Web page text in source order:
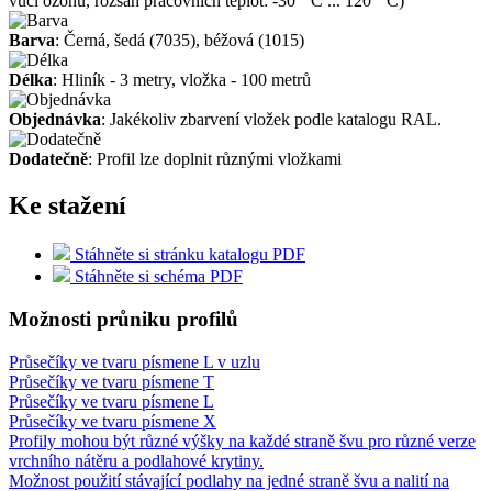
Barva: Černá, šedá (7035), béžová (1015)
Délka: Hliník - 3 metry, vložka - 100 metrů
Objednávka: Jakékoliv zbarvení vložek podle katalogu RAL.
Dodatečně: Profil lze doplnit různými vložkami
Ke stažení
Stáhněte si stránku katalogu PDF
Stáhněte si schéma PDF
Možnosti průniku profilů
Průsečíky ve tvaru písmene L v uzlu
Průsečíky ve tvaru písmene T
Průsečíky ve tvaru písmene L
Průsečíky ve tvaru písmene X
Profily mohou být různé výšky na každé straně švu pro různé verze
vrchního nátěru a podlahové krytiny.
Možnost použití stávající podlahy na jedné straně švu a nalití na